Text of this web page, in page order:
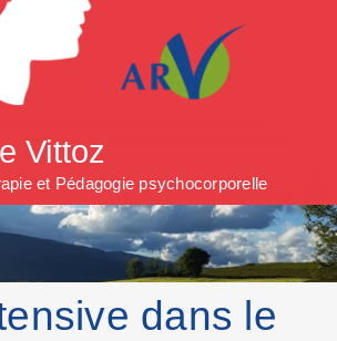
Vittoz
et Pédagogie psychocorporelle
dans le